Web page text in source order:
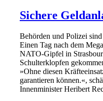
Sichere
Behörden und Polizei
Einen Tag nach dem
NATO-Gipfel in
Schulterklopfen
»Ohne diesen
garantieren können.«,
Innenminister Heribert